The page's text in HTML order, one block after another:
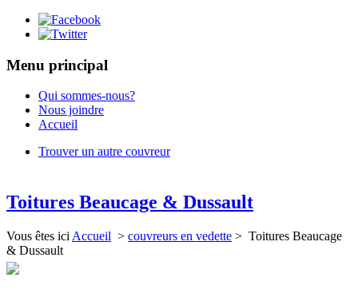
Menu principal
Qui sommes-nous?
Nous joindre
Accueil
Trouver un autre couvreur
Toitures Beaucage & Dussault
Vous êtes ici Accueil > couvreurs en vedette > Toitures Beaucage
& Dussault